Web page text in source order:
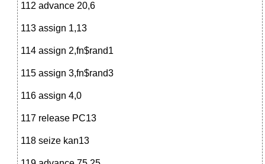
112 advance 20,6
113 assign 1,13
114 assign 2,fn$rand1
115 assign 3,fn$rand3
116 assign 4,0
117 release PC13
118 seize kan13